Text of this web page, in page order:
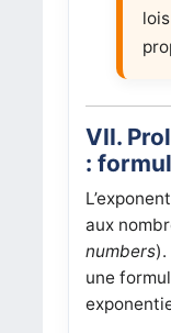
VII.
:
aux
numbers).
une